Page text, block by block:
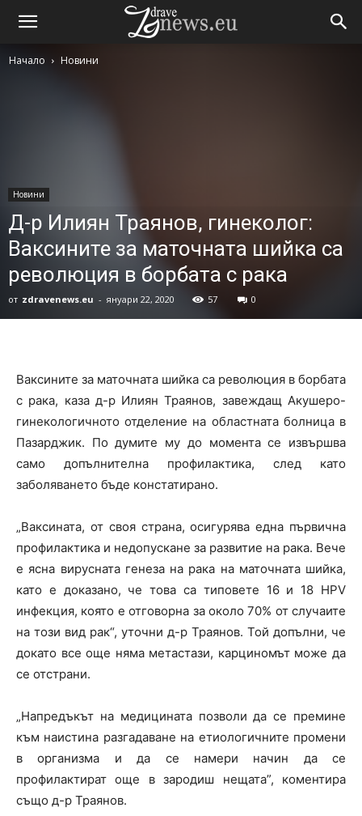
Начало Новини
Новини
Д-р Илиян Траянов, гинеколог:
Ваксините за маточната шийка са
революция в борбата с рака
от zdravenews.eu - януари 22, 2020 57 0
Ваксините за маточната шийка са революция в борбата
с рака, каза д-р Илиян Траянов, завеждащ Акушеро-
гинекологичното отделение на областната болница в
Пазарджик. По думите му до момента се извършва
само допълнителна профилактика, след като
заболяването бъде констатирано.
„Ваксината, от своя страна, осигурява една първична
профилактика и недопускане за развитие на рака. Вече
е ясна вирусната генеза на рака на маточната шийка,
като е доказано, че това са типовете 16 и 18 HPV
инфекция, която е отговорна за около 70% от случаите
на този вид рак“, уточни д-р Траянов. Той допълни, че
докато все още няма метастази, карциномът може да
се отстрани.
„Напредъкът на медицината позволи да се премине
към наистина разгадаване на етиологичните промени
в организма и да се намери начин да се
профилактират още в зародиш нещата”, коментира
също д-р Траянов.